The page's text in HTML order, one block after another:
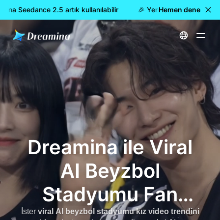
Seedance 2.5 artık kullanılabilir 🎉 Yeni model YAYINDA:
Hemen dene
Ana Sayfa
Dreamina ile Viral
AI Beyzbol
Stadyumu Fan
İster viral AI beyzbol stadyumu kız video trendini